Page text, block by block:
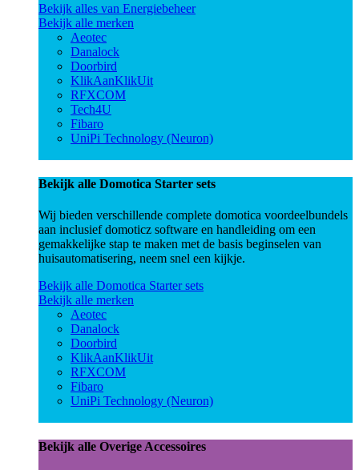
Bekijk alles van Energiebeheer
Bekijk alle merken
Aeotec
Danalock
Doorbird
KlikAanKlikUit
RFXCOM
Tech4U
Fibaro
UniPi Technology (Neuron)
Bekijk alle Domotica Starter sets
Wij bieden verschillende complete domotica voordeelbundels
aan inclusief domoticz software en handleiding om een
gemakkelijke stap te maken met de basis beginselen van
huisautomatisering, neem snel een kijkje.
Bekijk alle Domotica Starter sets
Bekijk alle merken
Aeotec
Danalock
Doorbird
KlikAanKlikUit
RFXCOM
Fibaro
UniPi Technology (Neuron)
Bekijk alle Overige Accessoires